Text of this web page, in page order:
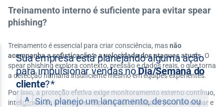
Treinamento interno é suficiente para evitar spear
phishing?
Treinamento é essencial para criar consciência, masnão
acompanha a sofisticação e a velocidade dos ataques atuais. O
spear phishing explora contexto, pressão e dados reais, o que torna
a detecção humana insuficiente mesmo em equipes experientes.
Por isso, a proteção efetiva exige monitoramento externo contínuo,
inteligência de ameaças e resposta automatizada para antecipar e